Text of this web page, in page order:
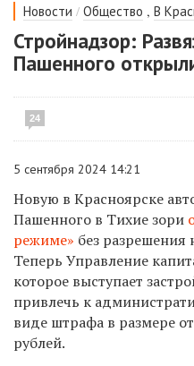
Новости / Общество , В
Стройнадзор:
Пашенного
24
5 сентября 2024 14:21
Новую в Красноярске
Пашенного в Тихие зори
режиме» без разрешения
Теперь Управление
которое выступает
привлечь к
виде штрафа в размере
рублей.